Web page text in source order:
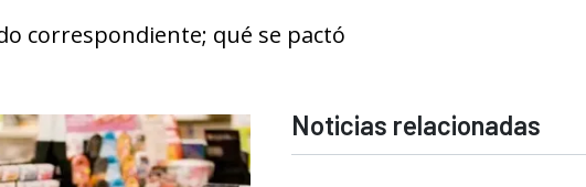
correspondiente; qué se pactó
Noticias relacionadas